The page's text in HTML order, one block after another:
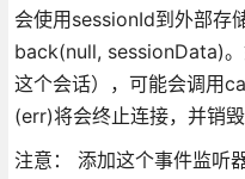
会使用sessionId到外部存
back(null, sessionData)
这个会话），可能会调用
(err)将会终止连接，并销
注意： 添加这个事件监听